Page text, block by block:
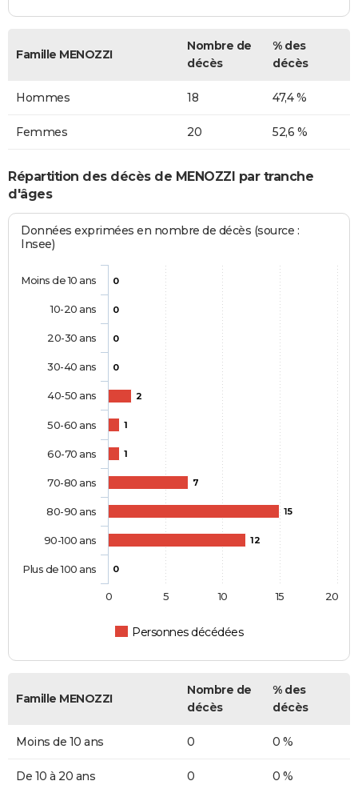
Famille MENOZZI
Nombre de
décès
% des
décès
Hommes 18 47,4 %
Femmes 20 52,6 %
Répartition des décès de MENOZZI par tranche
d'âges
Données exprimées en nombre de décès (source :
Insee)
0
0
0
0
2
1
1
7
15
12
0
Personnes décédées
Moins de 10 ans
10-20 ans
20-30 ans
30-40 ans
40-50 ans
50-60 ans
60-70 ans
70-80 ans
80-90 ans
90-100 ans
Plus de 100 ans
0 5 10 15 20
Famille MENOZZI
Nombre de
décès
% des
décès
Moins de 10 ans 0 0 %
De 10 à 20 ans 0 0 %